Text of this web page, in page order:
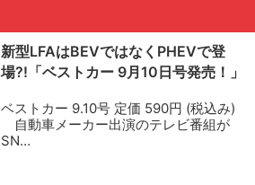
新型LFAはBEVではなくPHEVで登
場?!「ベストカー 9月10日号発売！」
ベストカー 9.10号 定価 590円 (税込み)
自動車メーカー出演のテレビ番組が
SN…